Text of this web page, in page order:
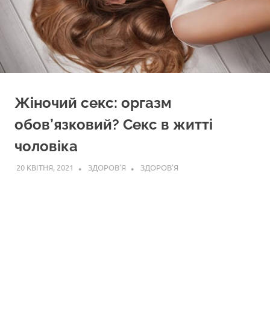
Жіночий секс: оргазм
обов’язковий? Секс в житті
чоловіка
20 КВІТНЯ, 2021 ЗДОРОВ'Я ЗДОРОВ'Я